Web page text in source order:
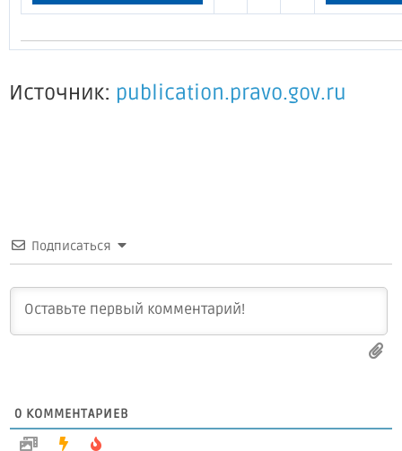
Источник: publication.pravo.gov.ru
Подписаться
0 КОММЕНТАРИЕВ